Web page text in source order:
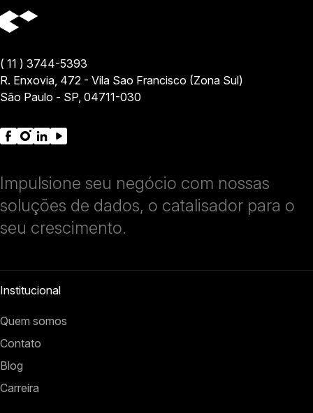
( 11 ) 3744-5393
R. Enxovia, 472 - Vila Sao Francisco (Zona Sul)
São Paulo - SP, 04711-030
Impulsione seu negócio com nossas
soluções de dados, o catalisador para o
seu crescimento.
Institucional
Quem somos
Contato
Blog
Carreira